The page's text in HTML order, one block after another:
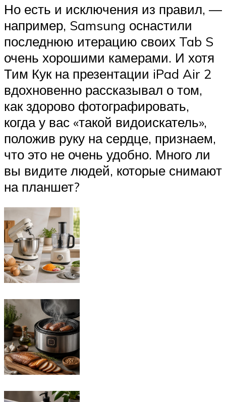
Но есть и исключения из правил, —
например, Samsung оснастили
последнюю итерацию своих Tab S
очень хорошими камерами. И хотя
Тим Кук на презентации iPad Air 2
вдохновенно рассказывал о том,
как здорово фотографировать,
когда у вас «такой видоискатель»,
положив руку на сердце, признаем,
что это не очень удобно. Много ли
вы видите людей, которые снимают
на планшет?